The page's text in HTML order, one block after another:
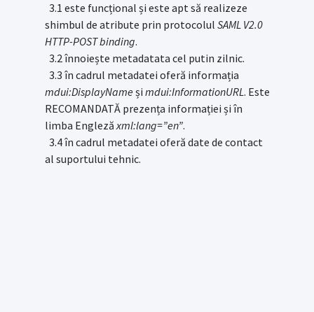
3.1 este funcțional și este apt să realizeze
shimbul de atribute prin protocolul SAML V2.0
HTTP-POST binding.
3.2 înnoiește metadatata cel putin zilnic.
3.3 în cadrul metadatei oferă informația
mdui:DisplayName și mdui:InformationURL. Este
RECOMANDATĂ prezența informației și în
limba Englezăxml:lang=”en”.
3.4 în cadrul metadatei oferă date de contact
al suportului tehnic.